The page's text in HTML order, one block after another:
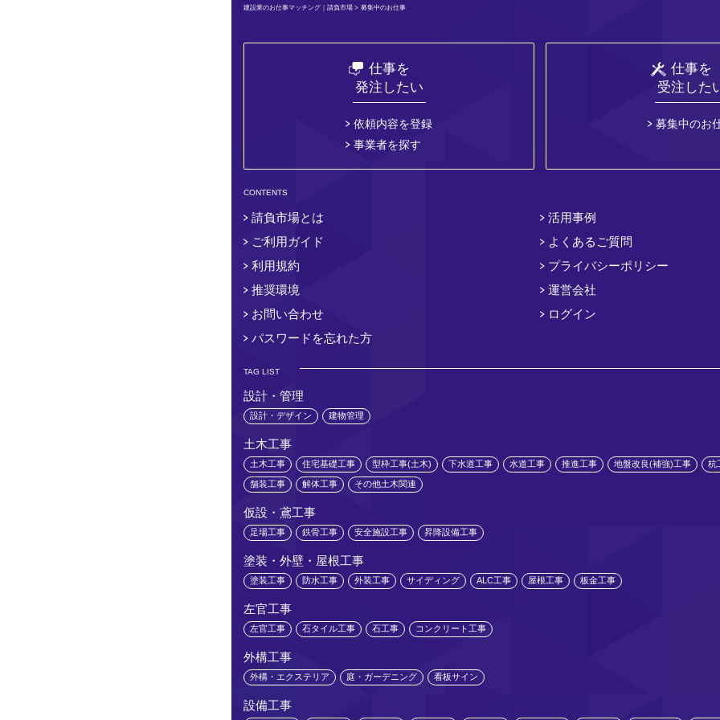
建設業のお仕事マッチング｜請負市場 > 募集中のお仕事
仕事を
発注したい
依頼内容を登録
事業者を探す
仕事を
受注した
募集中のお
CONTENTS
請負市場とは
活用事例
ご利用ガイド
よくあるご質問
利用規約
プライバシーポリシー
推奨環境
運営会社
お問い合わせ
ログイン
パスワードを忘れた方
TAG LIST
設計・管理
設計・デザイン 建物管理
土木工事
土木工事 住宅基礎工事 型枠工事(土木) 下水道工事 水道工事 推進工事 地盤改良(補強)工事 杭
舗装工事 解体工事 その他土木関連
仮設・鳶工事
足場工事 鉄骨工事 安全施設工事 昇降設備工事
塗装・外壁・屋根工事
塗装工事 防水工事 外装工事 サイディング ALC工事 屋根工事 板金工事
左官工事
左官工事 石タイル工事 石工事 コンクリート工事
外構工事
外構・エクステリア 庭・ガーデニング 看板サイン
設備工事